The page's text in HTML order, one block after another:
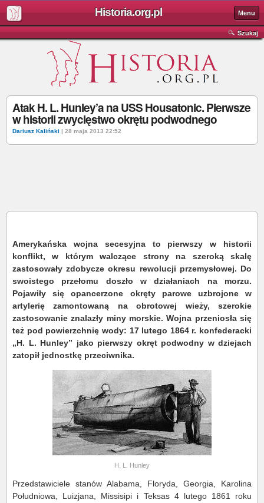
Historia.org.pl Menu
Szukaj
Atak H. L. Hunley’a na USS Housatonic. Pierwsze
w historii zwycięstwo okrętu podwodnego
Dariusz Kaliński | 28 maja 2013 22:52
Amerykańska wojna secesyjna to pierwszy w historii
konflikt, w którym walczące strony na szeroką skalę
zastosowały zdobycze okresu rewolucji przemysłowej. Do
swoistego przełomu doszło w działaniach na morzu.
Pojawiły się opancerzone okręty parowe uzbrojone w
artylerię zamontowaną na obrotowej wieży, szerokie
zastosowanie znalazły miny morskie. Wojna przeniosła się
też pod powierzchnię wody: 17 lutego 1864 r. konfederacki
„H. L. Hunley” jako pierwszy okręt podwodny w dziejach
zatopił jednostkę przeciwnika.
H. L. Hunley
Przedstawiciele stanów Alabama, Floryda, Georgia, Karolina
Południowa, Luizjana, Missisipi i Teksas 4 lutego 1861 roku